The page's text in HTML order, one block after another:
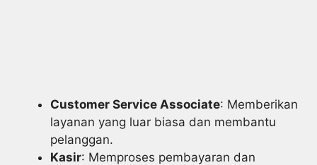
Customer Service Associate: Memberikan
layanan yang luar biasa dan membantu
pelanggan.
Kasir: Memproses pembayaran dan